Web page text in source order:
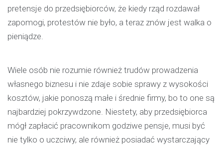
pretensje do przedsiębiorców, że kiedy rząd rozdawał
zapomogi, protestów nie było, a teraz znów jest walka o
pieniądze.
Wiele osób nie rozumie również trudów prowadzenia
własnego biznesu i nie zdaje sobie sprawy z wysokości
kosztów, jakie ponoszą małe i średnie firmy, bo to one są
najbardziej pokrzywdzone. Niestety, aby przedsiębiorca
mógł zapłacić pracownikom godziwe pensje, musi być
nie tylko o uczciwy, ale również posiadać wystarczający